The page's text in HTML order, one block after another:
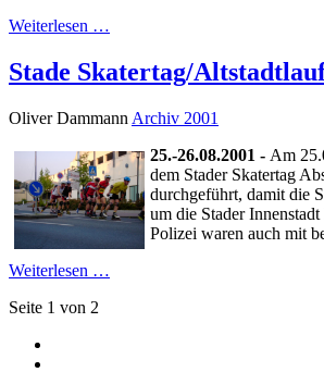
Weiterlesen …
Stade Skatertag/
Oliver Dammann Archiv 2001
25.-26.08.2001 - Am
dem Stader Skatertag
durchgeführt, damit die
um die Stader
Polizei waren auch mit
Weiterlesen …
Seite 1 von 2